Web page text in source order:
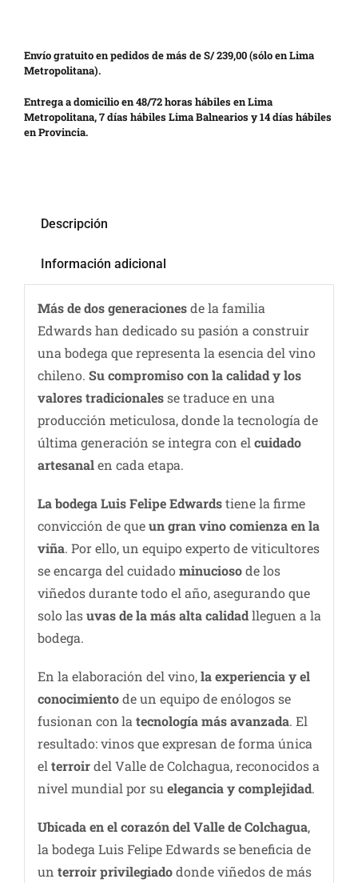
Envío gratuito en pedidos de más de S/ 239,00 (sólo en Lima
Metropolitana).
Entrega a domicilio en 48/72 horas hábiles en Lima
Metropolitana, 7 días hábiles Lima Balnearios y 14 días hábiles
en Provincia.
Descripción
Información adicional
Más de dos generacionesde la familia
Edwards han dedicado su pasión a construir
una bodega que representa la esencia del vino
chileno. Su compromiso con la calidad y los
valores tradicionalesse traduce en una
producción meticulosa, donde la tecnología de
última generación se integra con el cuidado
artesanalen cada etapa.
La bodega Luis Felipe Edwardstiene la firme
convicción de queun gran vino comienza en la
viña. Por ello, un equipo experto de viticultores
se encarga del cuidadominuciosode los
viñedos durante todo el año, asegurando que
solo lasuvas de la más alta calidadlleguen a la
bodega.
En la elaboración del vino,la experiencia y el
conocimientode un equipo de enólogos se
fusionan con la tecnología más avanzada. El
resultado: vinos que expresan de forma única
el terroirdel Valle de Colchagua, reconocidos a
nivel mundial por su elegancia y complejidad.
Ubicada en el corazón del Valle de Colchagua,
la bodega Luis Felipe Edwards se beneficia de
un terroir privilegiadodonde viñedos de más